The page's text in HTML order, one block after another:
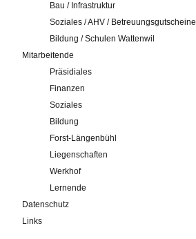
Bau / Infrastruktur
Soziales / AHV / Betreuungsgutscheine
Bildung / Schulen Wattenwil
Mitarbeitende
Präsidiales
Finanzen
Soziales
Bildung
Forst-Längenbühl
Liegenschaften
Werkhof
Lernende
Datenschutz
Links